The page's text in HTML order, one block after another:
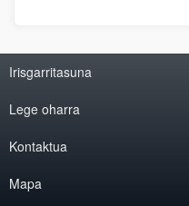
Irisgarritasuna
Lege oharra
Kontaktua
Mapa